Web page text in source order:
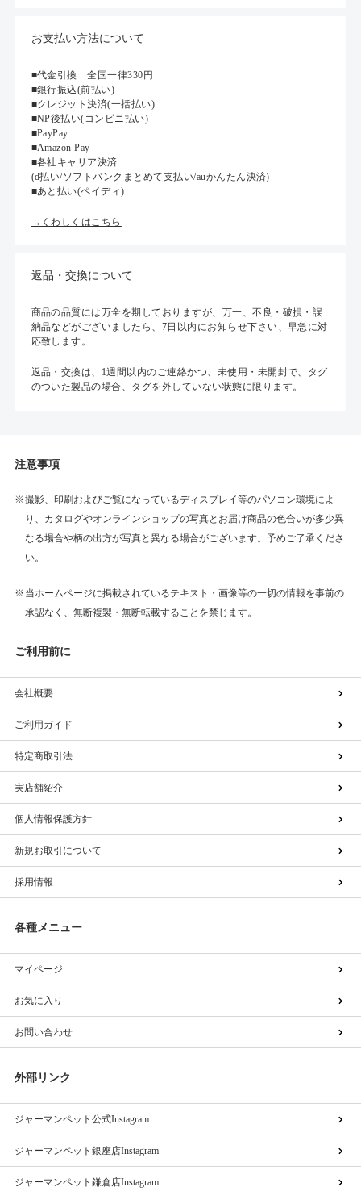
お支払い方法について
■代金引換 全国一律330円
■銀行振込(前払い)
■クレジット決済(一括払い)
■NP後払い(コンビニ払い)
■PayPay
■Amazon Pay
■各社キャリア決済
(d払い/ソフトバンクまとめて支払い/auかんたん決済)
■あと払い(ペイディ)
→くわしくはこちら
返品・交換について
商品の品質には万全を期しておりますが、万一、不良・破損・誤
納品などがございましたら、7日以内にお知らせ下さい、早急に対
応致します。
返品・交換は、1週間以内のご連絡かつ、未使用・未開封で、タグ
のついた製品の場合、タグを外していない状態に限ります。
注意事項
撮影、印刷およびご覧になっているディスプレイ等のパソコン環境によ
り、カタログやオンラインショップの写真とお届け商品の色合いが多少異
なる場合や柄の出方が写真と異なる場合がございます。予めご了承くださ
い。
当ホームページに掲載されているテキスト・画像等の一切の情報を事前の
承認なく、無断複製・無断転載することを禁じます。
ご利用前に
会社概要
ご利用ガイド
特定商取引法
実店舗紹介
個人情報保護方針
新規お取引について
採用情報
各種メニュー
マイページ
お気に入り
お問い合わせ
外部リンク
ジャーマンペット公式Instagram
ジャーマンペット銀座店Instagram
ジャーマンペット鎌倉店Instagram